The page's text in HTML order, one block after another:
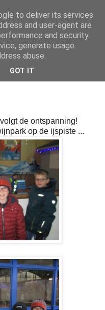
Lees, kijk en geniet van
de ontspanning!
op de ijspiste ...
to deliver its services
and user-agent are
and security
generate usage
abuse.
GOT IT